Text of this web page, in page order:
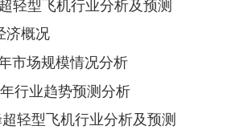
轻型飞机行业分析及预测
济概况
市场规模情况分析
行业趋势预测分析
轻型飞机行业分析及预测